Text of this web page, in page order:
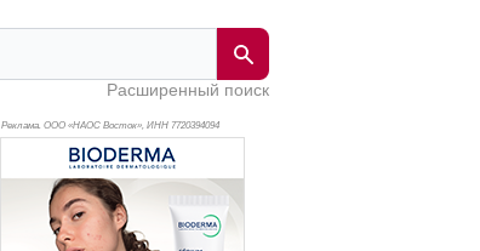
Расширенный поиск
Реклама. ООО «НАОС Восток», ИНН 7720394094